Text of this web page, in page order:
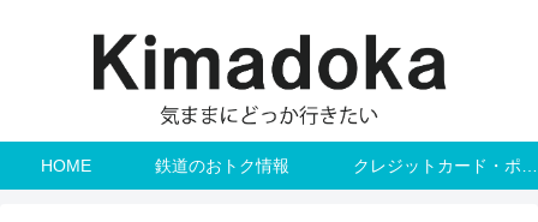
HOME 鉄道のおトク情報